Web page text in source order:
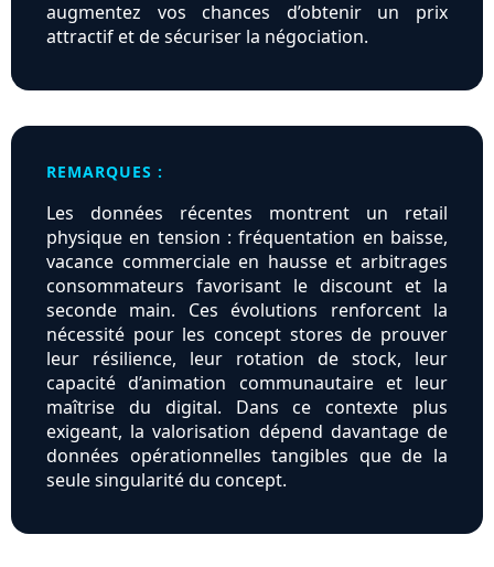
augmentez vos chances d’obtenir un prix
attractif et de sécuriser la négociation.
REMARQUES :
Les données récentes montrent un retail
physique en tension : fréquentation en baisse,
vacance commerciale en hausse et arbitrages
consommateurs favorisant le discount et la
seconde main. Ces évolutions renforcent la
nécessité pour les concept stores de prouver
leur résilience, leur rotation de stock, leur
capacité d’animation communautaire et leur
maîtrise du digital. Dans ce contexte plus
exigeant, la valorisation dépend davantage de
données opérationnelles tangibles que de la
seule singularité du concept.